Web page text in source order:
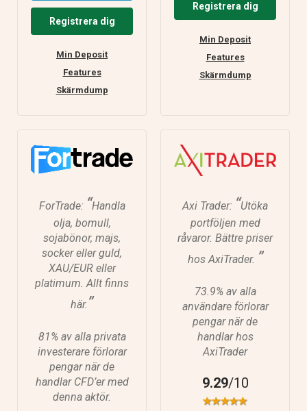
Registrera dig
Min Deposit
Features
Skärmdump
Registrera dig
Min Deposit
Features
Skärmdump
ForTrade: “Handla
olja, bomull,
sojabönor, majs,
socker eller guld,
XAU/EUR eller
platimum. Allt finns
här. ”
81% av alla privata
investerare förlorar
pengar när de
handlar CFD’er med
denna aktör.
Axi Trader: “Utöka
portföljen med
råvaror. Bättre priser
hos AxiTrader. ”
73.9% av alla
användare förlorar
pengar när de
handlar hos
AxiTrader
9.29/10